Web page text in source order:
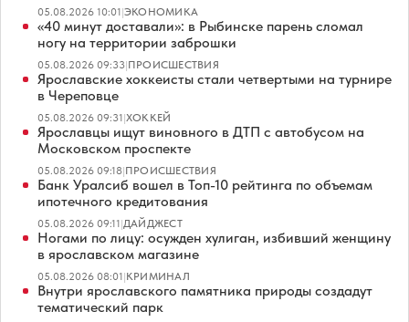
05.08.2026 10:01|ЭКОНОМИКА
«40 минут доставали»: в Рыбинске парень сломал
ногу на территории заброшки
05.08.2026 09:33|ПРОИСШЕСТВИЯ
Ярославские хоккеисты стали четвертыми на турнире
в Череповце
05.08.2026 09:31|ХОККЕЙ
Ярославцы ищут виновного в ДТП с автобусом на
Московском проспекте
05.08.2026 09:18|ПРОИСШЕСТВИЯ
Банк Уралсиб вошел в Топ-10 рейтинга по объемам
ипотечного кредитования
05.08.2026 09:11|ДАЙДЖЕСТ
Ногами по лицу: осужден хулиган, избивший женщину
в ярославском магазине
05.08.2026 08:01|КРИМИНАЛ
Внутри ярославского памятника природы создадут
тематический парк